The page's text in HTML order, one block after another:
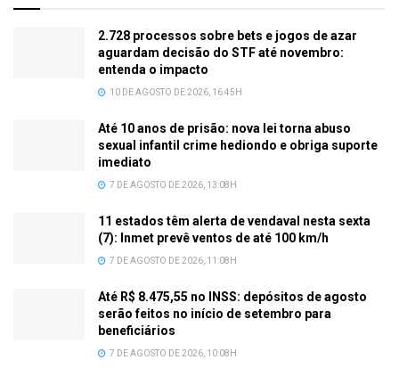
2.728 processos sobre bets e jogos de azar
aguardam decisão do STF até novembro:
entenda o impacto
10 DE AGOSTO DE 2026, 16:45H
Até 10 anos de prisão: nova lei torna abuso
sexual infantil crime hediondo e obriga suporte
imediato
7 DE AGOSTO DE 2026, 13:08H
11 estados têm alerta de vendaval nesta sexta
(7): Inmet prevê ventos de até 100 km/h
7 DE AGOSTO DE 2026, 11:08H
Até R$ 8.475,55 no INSS: depósitos de agosto
serão feitos no início de setembro para
beneficiários
7 DE AGOSTO DE 2026, 10:08H